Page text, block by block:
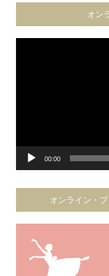
オン
00:00
オンライン・